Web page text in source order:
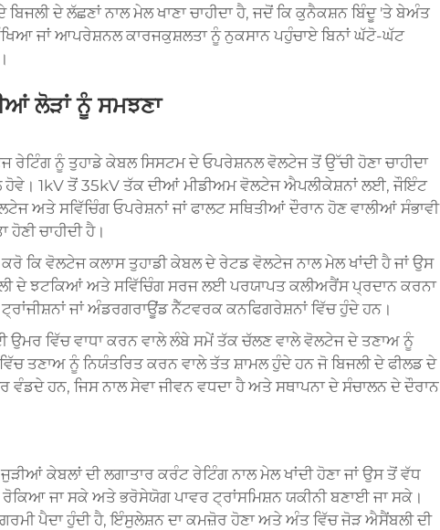
ਦੇ ਲੱਛਣਾਂ ਨਾਲ ਮੇਲ ਖਾਣਾ ਚਾਹੀਦਾ ਹੈ, ਜਦੋਂ ਕਿ ਕੁਨੈਕਸ਼ਨ ਬਿੰਦੂ 'ਤੇ ਬੇਅੰਤ
ਜਾਂ ਆਪਰੇਸ਼ਨਲ ਕਾਰਜਕੁਸ਼ਲਤਾ ਨੂੰ ਨੁਕਸਾਨ ਪਹੁੰਚਾਏ ਬਿਨਾਂ ਘੱਟੋ-ਘੱਟ
ਲੋੜਾਂ ਨੂੰ ਸਮਝਣਾ
ਰੇਟਿੰਗ ਨੂੰ ਤੁਹਾਡੇ ਕੇਬਲ ਸਿਸਟਮ ਦੇ ਓਪਰੇਸ਼ਨਲ ਵੋਲਟੇਜ ਤੋਂ ਉੱਚੀ ਹੋਣਾ ਚਾਹੀਦਾ
ਹੋਵੇ। 1kV ਤੋਂ 35kV ਤੱਕ ਦੀਆਂ ਮੀਡੀਅਮ ਵੋਲਟੇਜ ਐਪਲੀਕੇਸ਼ਨਾਂ ਲਈ, ਜੌਇੰਟ
ਅਤੇ ਸਵਿੱਚਿੰਗ ਓਪਰੇਸ਼ਨਾਂ ਜਾਂ ਫਾਲਟ ਸਥਿਤੀਆਂ ਦੌਰਾਨ ਹੋਣ ਵਾਲੀਆਂ ਸੰਭਾਵੀ
ਚਾਹੀਦੀ ਹੈ।
ਕਿ ਵੋਲਟੇਜ ਕਲਾਸ ਤੁਹਾਡੀ ਕੇਬਲ ਦੇ ਰੇਟਡ ਵੋਲਟੇਜ ਨਾਲ ਮੇਲ ਖਾਂਦੀ ਹੈ ਜਾਂ ਉਸ
ਦੇ ਝਟਕਿਆਂ ਅਤੇ ਸਵਿੱਚਿੰਗ ਸਰਜ ਲਈ ਪਰਯਾਪਤ ਕਲੀਅਰੈਂਸ ਪ੍ਰਦਾਨ ਕਰਨਾ
ਜਾਂ ਅੰਡਰਗਰਾਊਂਡ ਨੈੱਟਵਰਕ ਕਨਫਿਗਰੇਸ਼ਨਾਂ ਵਿੱਚ ਹੁੰਦੇ ਹਨ।
ਉਮਰ ਵਿੱਚ ਵਾਧਾ ਕਰਨ ਵਾਲੇ ਲੰਬੇ ਸਮੇਂ ਤੱਕ ਚੱਲਣ ਵਾਲੇ ਵੋਲਟੇਜ ਦੇ ਤਣਾਅ ਨੂੰ
ਤਣਾਅ ਨੂੰ ਨਿਯੰਤਰਿਤ ਕਰਨ ਵਾਲੇ ਤੱਤ ਸ਼ਾਮਲ ਹੁੰਦੇ ਹਨ ਜੋ ਬਿਜਲੀ ਦੇ ਫੀਲਡ ਦੇ
ਹਨ, ਜਿਸ ਨਾਲ ਸੇਵਾ ਜੀਵਨ ਵਧਦਾ ਹੈ ਅਤੇ ਸਥਾਪਨਾ ਦੇ ਸੰਚਾਲਨ ਦੇ ਦੌਰਾਨ
ਕੇਬਲਾਂ ਦੀ ਲਗਾਤਾਰ ਕਰੰਟ ਰੇਟਿੰਗ ਨਾਲ ਮੇਲ ਖਾਂਦੀ ਹੋਣਾ ਜਾਂ ਉਸ ਤੋਂ ਵੱਧ
ਰੋਕਿਆ ਜਾ ਸਕੇ ਅਤੇ ਭਰੋਸੇਯੋਗ ਪਾਵਰ ਟ੍ਰਾਂਸਮਿਸ਼ਨ ਯਕੀਨੀ ਬਣਾਈ ਜਾ ਸਕੇ।
ਪੈਦਾ ਹੁੰਦੀ ਹੈ, ਇੰਸੁਲੇਸ਼ਨ ਦਾ ਕਮਜ਼ੋਰ ਹੋਣਾ ਅਤੇ ਅੰਤ ਵਿੱਚ ਜੋੜ ਐਸੈਂਬਲੀ ਦੀ